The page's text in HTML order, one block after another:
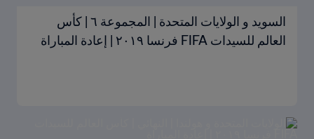
السويد و الولايات المتحدة | المجموعة ٦ | كأس
العالم للسيدات FIFA فرنسا ٢٠١٩ | إعادة المباراة